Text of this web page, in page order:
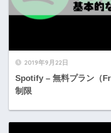
2019年9月22日
Spotify – 無料プラン（
制限